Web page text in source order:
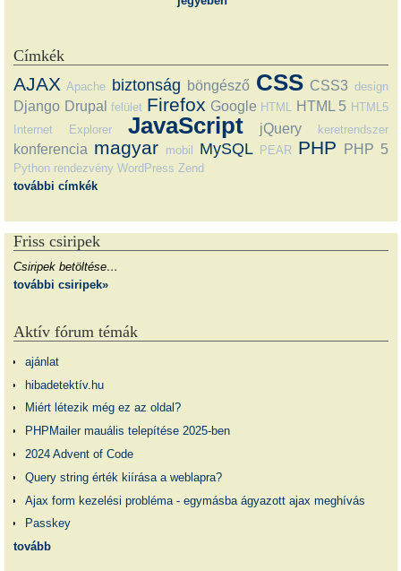
Címkék
AJAX Apache biztonság böngésző CSS CSS3 design
Django Drupal felület Firefox Google HTML HTML 5 HTML5
Internet Explorer
JavaScript jQuery keretrendszer
konferencia magyar mobil MySQL PEAR PHP PHP 5
Python rendezvény WordPress Zend
további címkék
Friss csiripek
Csiripek betöltése…
további csiripek»
Aktív fórum témák
ajánlat
hibadetektív.hu
Miért létezik még ez az oldal?
PHPMailer mauális telepítése 2025-ben
2024 Advent of Code
Query string érték kiírása a weblapra?
Ajax form kezelési probléma - egymásba ágyazott ajax meghívás
Passkey
tovább